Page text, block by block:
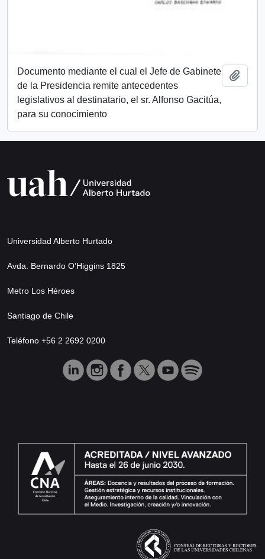
Documento mediante el cual el Jefe de Gabinete
de la Presidencia remite antecedentes
legislativos al destinatario, el sr. Alfonso Gacitúa,
para su conocimiento
Universidad Alberto Hurtado
Avda. Bernardo O’Higgins 1825
Metro Los Héroes
Santiago de Chile
Teléfono +56 2 2692 0200